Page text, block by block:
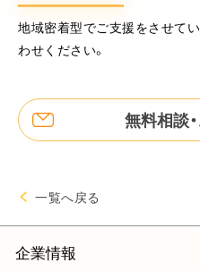
地域密着型でご支援をさせて
わせください。
無料相談
一覧へ戻る
企業情報